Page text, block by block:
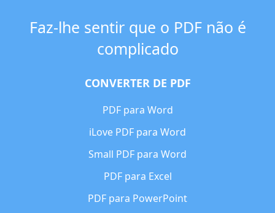
Faz-lhe sentir que o PDF não é
complicado
CONVERTER DE PDF
PDF para Word
iLove PDF para Word
Small PDF para Word
PDF para Excel
PDF para PowerPoint